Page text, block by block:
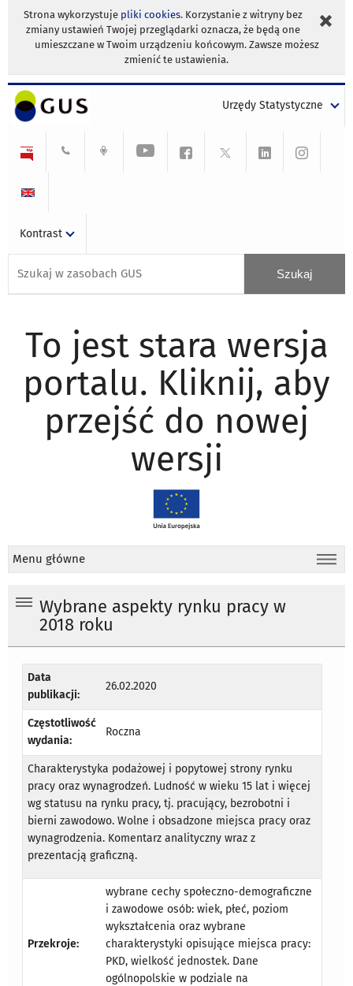
Strona wykorzystuje pliki cookies. Korzystanie z witryny bez
zmiany ustawień Twojej przeglądarki oznacza, że będą one
umieszczane w Twoim urządzeniu końcowym. Zawsze możesz
zmienić te ustawienia.
Urzędy Statystyczne
Kontrast
To jest stara wersja
portalu. Kliknij, aby
przejść do nowej
wersji
Menu główne
Wybrane aspekty rynku pracy w
2018 roku
Data
publikacji:
26.02.2020
Częstotliwość
wydania:
Roczna
Charakterystyka podażowej i popytowej strony rynku
pracy oraz wynagrodzeń. Ludność w wieku 15 lat i więcej
wg statusu na rynku pracy, tj. pracujący, bezrobotni i
bierni zawodowo. Wolne i obsadzone miejsca pracy oraz
wynagrodzenia. Komentarz analityczny wraz z
prezentacją graficzną.
Przekroje:
wybrane cechy społeczno-demograficzne
i zawodowe osób: wiek, płeć, poziom
wykształcenia oraz wybrane
charakterystyki opisujące miejsca pracy:
PKD, wielkość jednostek. Dane
ogólnopolskie w podziale na